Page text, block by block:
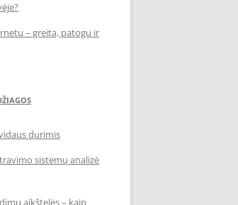
– greita, patogu ir
durimis
sistemų analizė
aikštelės – kaip